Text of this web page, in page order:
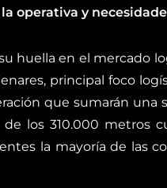
operativa y
huella en el mercado
principal foco
que sumarán
los 310.000 metros
la mayoría de las